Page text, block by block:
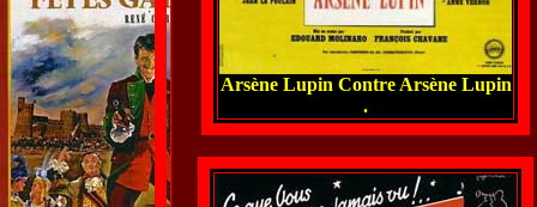
Arsène Lupin Contre Arsène Lupin
.